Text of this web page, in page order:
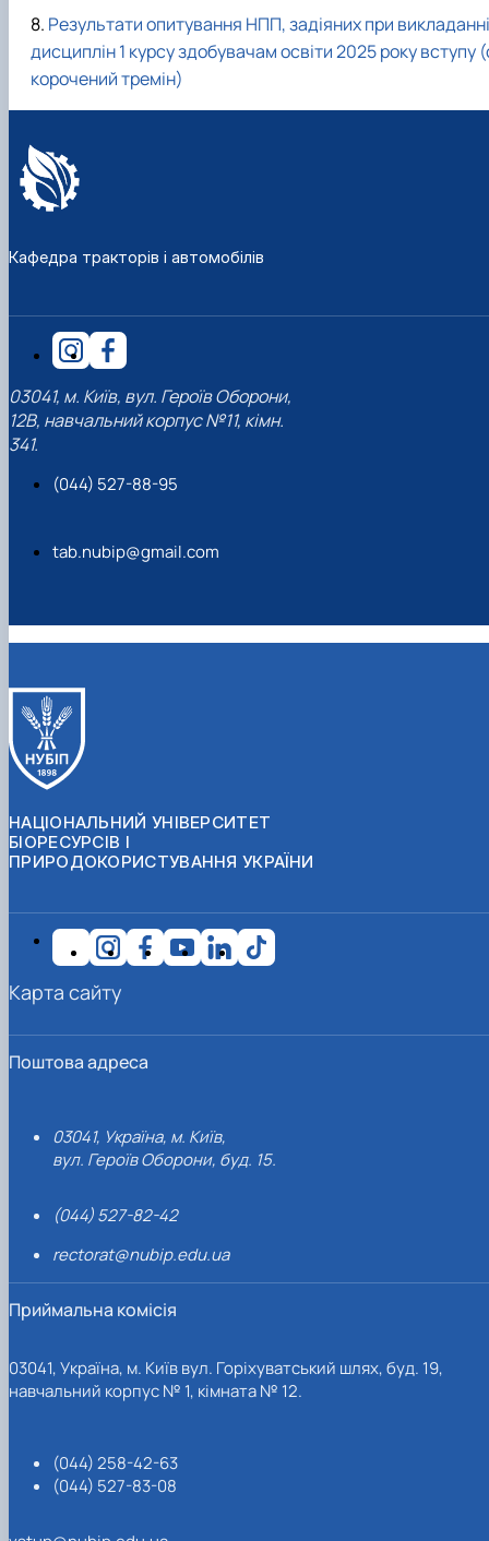
Результати опитування НПП, задіяних при викладанні
дисциплін 1 курсу здобувачам освіти 2025 року вступу
корочений тремін)
Кафедра тракторів і автомобілів
03041, м. Київ, вул. Героїв Оборони,
12В, навчальний корпус №11, кімн.
341.
(044) 527-88-95
tab.nubip@gmail.com
НАЦІОНАЛЬНИЙ УНІВЕРСИТЕТ
БІОРЕСУРСІВ І
ПРИРОДОКОРИСТУВАННЯ УКРАЇНИ
Поштова адреса
03041, Україна, м. Київ,
вул. Героїв Оборони, буд. 15.
(044) 527-82-42
rectorat@nubip.edu.ua
Приймальна комісія
03041, Україна, м. Київ вул. Горіхуватський шлях, буд. 19,
навчальний корпус № 1, кімната № 12.
(044) 258-42-63
(044) 527-83-08
Карта сайту